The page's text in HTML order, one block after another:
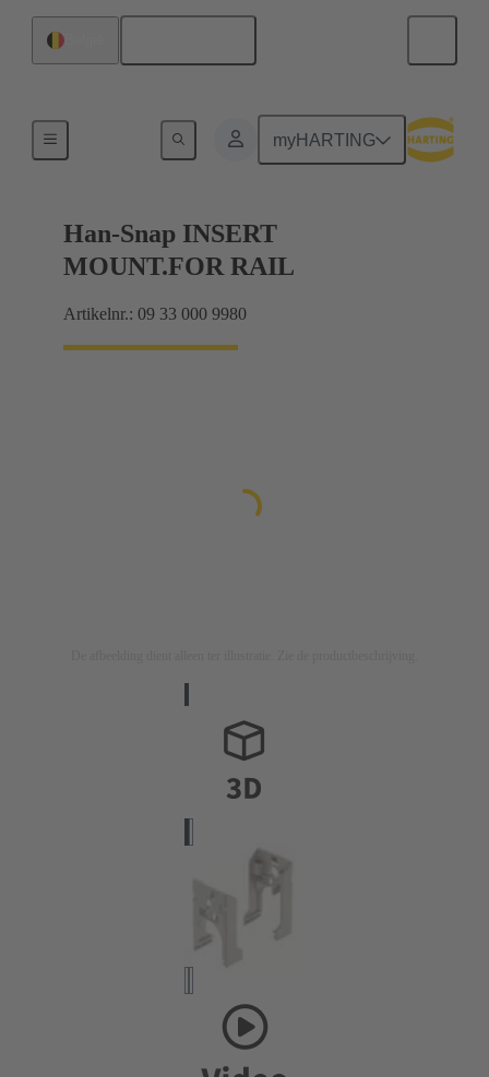
myHARTING
Montage binnenwerk
Han-Snap INSERT
MOUNT.FOR RAIL
Artikelnr.: 09 33 000 9980